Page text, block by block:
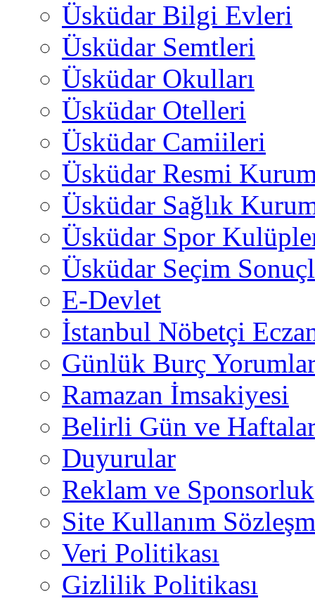
Üsküdar Bilgi Evleri
Üsküdar Semtleri
Üsküdar Okulları
Üsküdar Otelleri
Üsküdar Camiileri
Üsküdar Resmi
Üsküdar Sağlık
Üsküdar Spor
Üsküdar Seçim
E-Devlet
İstanbul Nöbetçi
Günlük Burç
Ramazan İmsakiyesi
Belirli Gün ve
Duyurular
Reklam ve Sponsorluk
Site Kullanım
Veri Politikası
Gizlilik Politikası